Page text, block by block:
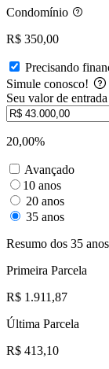
Condomínio
R$ 350,00
Precisando
Simule conosco!
Seu valor de
20,00%
Avançado
10 anos
20 anos
35 anos
Resumo dos 35
Primeira Parcela
R$ 1.911,87
Última Parcela
R$ 413,10